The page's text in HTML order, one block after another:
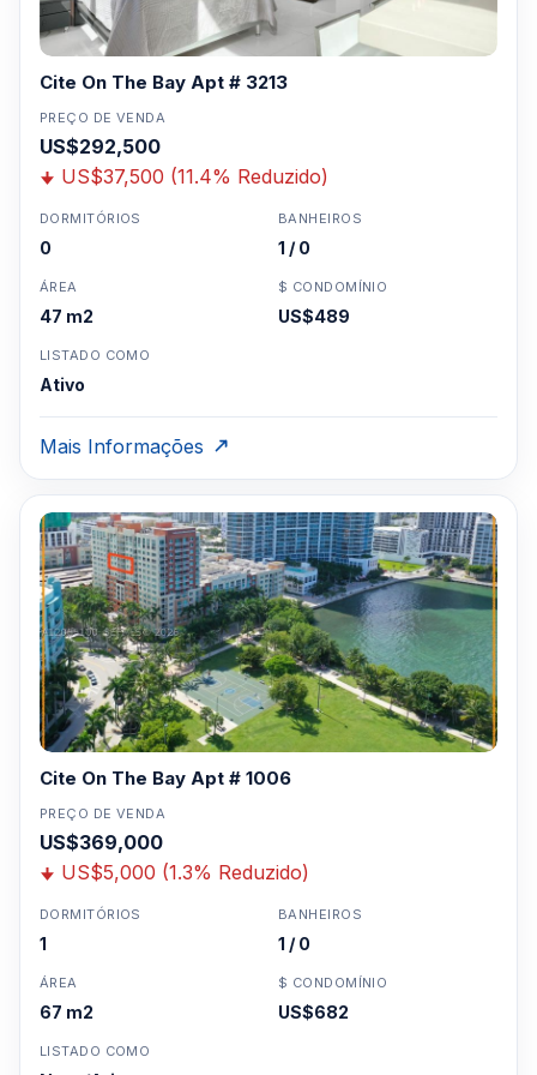
clubeCozinha de cateringCentro de negóciosCentro de
mídiaSegurança 24 horasÁtrio com serviço de
manobristaEstacionamento coberto seguroVarejos e
restaurantes no nível da rua
Clique aqui para mandar um email
WhatsApp um corretor em Miami +1 305 540
5744
Para Vendas ligar no telefone no Brasil SP 11-
3957-0613
Cite On The Bay Apt # 3213
PREÇO DE VENDA
US$292,500
US$37,500 (11.4% Reduzido)
DORMITÓRIOS
0
BANHEIROS
1 / 0
ÁREA
47 m2
$ CONDOMÍNIO
US$489
LISTADO COMO
Ativo
Mais Informações
Cite On The Bay Apt # 1006
PREÇO DE VENDA
US$369,000
US$5,000 (1.3% Reduzido)
DORMITÓRIOS
1
BANHEIROS
1 / 0
ÁREA
67 m2
$ CONDOMÍNIO
US$682
LISTADO COMO